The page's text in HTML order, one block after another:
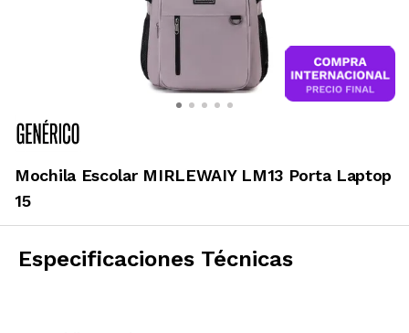
Mochila Escolar MIRLEWAIY LM13 Porta Laptop
15
Especificaciones Técnicas